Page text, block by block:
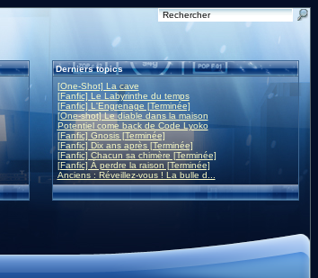
Derniers topics
[One-Shot] La cave
[Fanfic] Le Labyrinthe du temps
[Fanfic] L'Engrenage [Terminée]
[One-shot] Le diable dans la maison
Potentiel come back de Code Lyoko
[Fanfic] Gnosis [Terminée]
[Fanfic] Dix ans après [Terminée]
[Fanfic] Chacun sa chimère [Terminée]
[Fanfic] À perdre la raison [Terminée]
Anciens : Réveillez-vous ! La bulle d...